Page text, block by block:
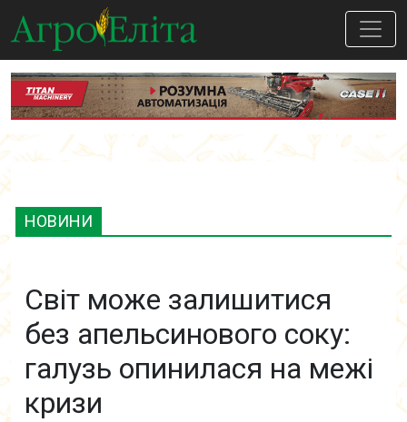
НОВИНИ
Світ може залишитися
без апельсинового соку:
галузь опинилася на межі
кризи